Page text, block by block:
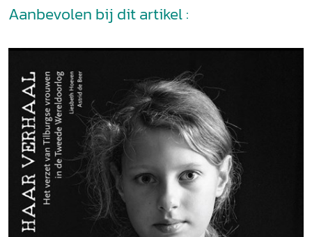
Aanbevolen bij dit artikel :